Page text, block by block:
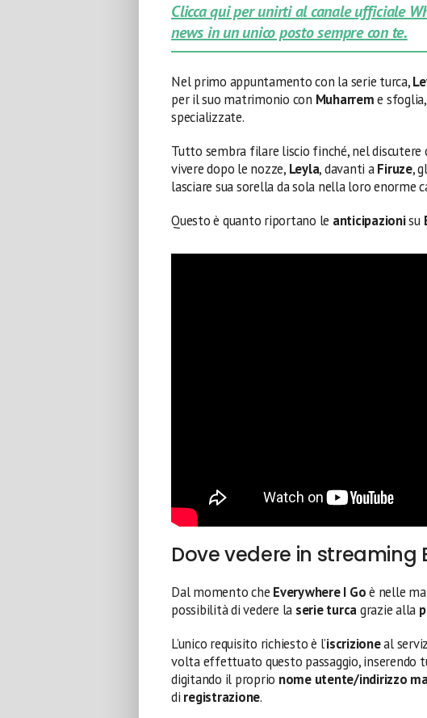
Clicca qui per unirti al canale ufficiale
news in un unico posto sempre con te.
Nel primo appuntamento con la serie turca,
per il suo matrimonio con Muharreme
specializzate.
Tutto sembra filare liscio finché, nel
vivere dopo le nozze, Leyla, davanti aFiruze,
lasciare sua sorella da sola nella loro enorme
Questo è quanto riportano le anticipazionisu
Dove vedere in streaming
Dal momento che Everywhere I Goè nelle
possibilità di vedere la serie turcagrazie alla
L’unico requisito richiesto è l’iscrizioneal
volta effettuato questo passaggio, inserendo
digitando il proprio nome utente/indirizzo
di registrazione.